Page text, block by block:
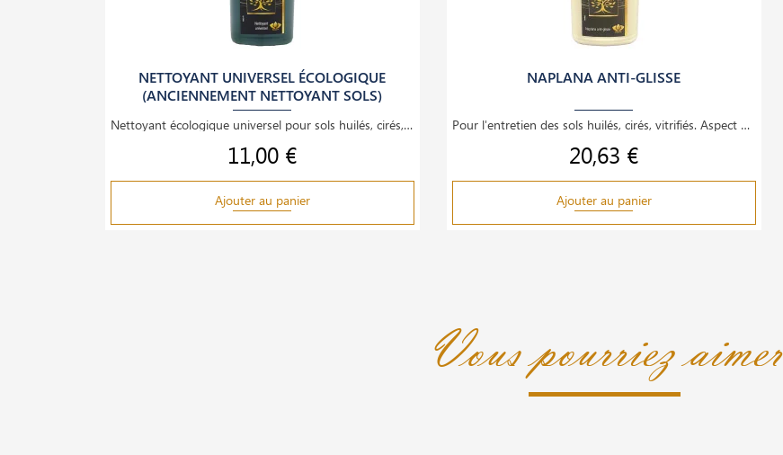
NETTOYANT UNIVERSEL ÉCOLOGIQUE
(ANCIENNEMENT NETTOYANT SOLS)
Nettoyant écologique universel pour sols huilés, cirés, vitrifiés, carrelages, boiseries et
Prix
11,00 €
Ajouter au panier
NAPLANA ANTI-GLISSE
Pour l'entretien des sols huilés, cirés, vitrifiés. Aspect moins glissant qu'avec le NAPLANA.
Prix
20,63 €
Ajouter au panier
Vous pourriez aimer